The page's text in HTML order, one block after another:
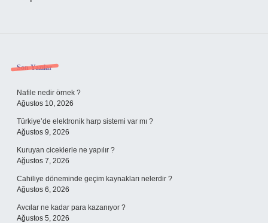
Sidebar
Son Yazılar
Nafile nedir örnek ?
Ağustos 10, 2026
Türkiye’de elektronik harp sistemi var mı ?
Ağustos 9, 2026
Kuruyan ciceklerle ne yapılır ?
Ağustos 7, 2026
Cahiliye döneminde geçim kaynakları nelerdir ?
Ağustos 6, 2026
Avcılar ne kadar para kazanıyor ?
Ağustos 5, 2026